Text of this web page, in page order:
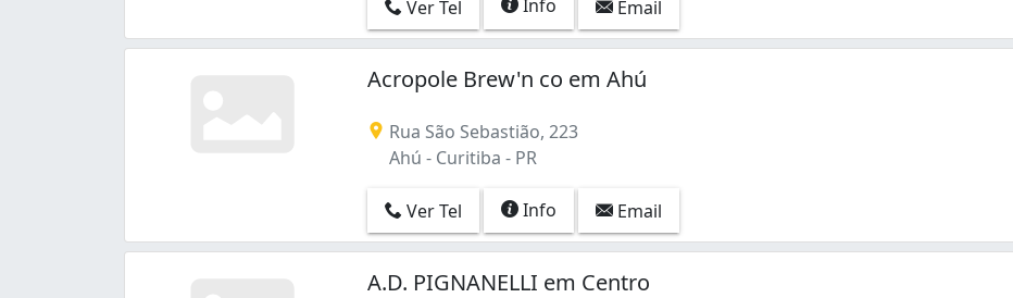
Ver Tel Info Email
Acropole Brew'n co em Ahú
Rua São Sebastião, 223
Ahú - Curitiba - PR
Ver Tel Info Email
A.D. PIGNANELLI em Centro